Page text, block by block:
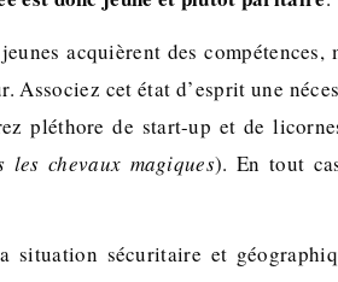
acquièrent des compétences,
Associez cet état d’esprit une
pléthore de start-up et de
chevaux magiques). En tout
situation sécuritaire et